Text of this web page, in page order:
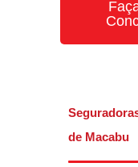
de Macabu